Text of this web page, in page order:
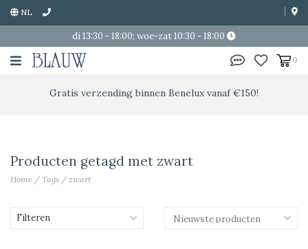
NL
di 13:30 - 18:00; woe-zat 10:30 - 18:00
0
Gratis verzending binnen Benelux vanaf €150!
Producten getagd met zwart
Home / Tags / zwart
Filteren